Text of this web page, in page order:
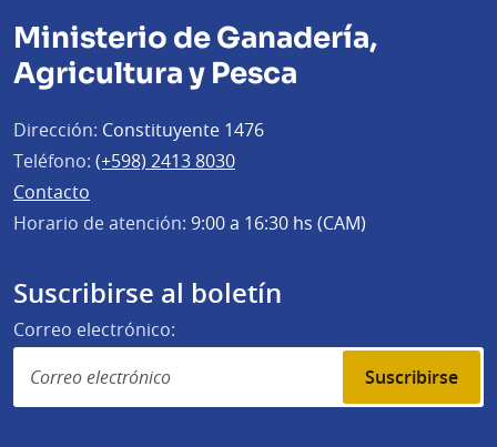
Ministerio de Ganadería,
Agricultura y Pesca
Dirección: Constituyente 1476
Teléfono: (+598) 2413 8030
Contacto
Horario de atención: 9:00 a 16:30 hs (CAM)
Suscribirse al boletín
Correo electrónico:
Suscribirse